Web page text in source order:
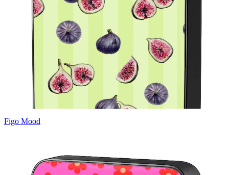
Figo Mood